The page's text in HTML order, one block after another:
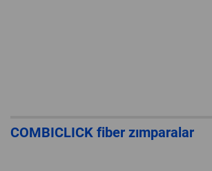
COMBICLICK fiber zımparalar